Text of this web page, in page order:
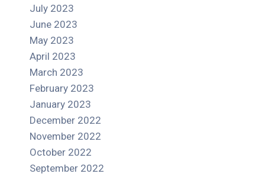
July 2023
June 2023
May 2023
April 2023
March 2023
February 2023
January 2023
December 2022
November 2022
October 2022
September 2022